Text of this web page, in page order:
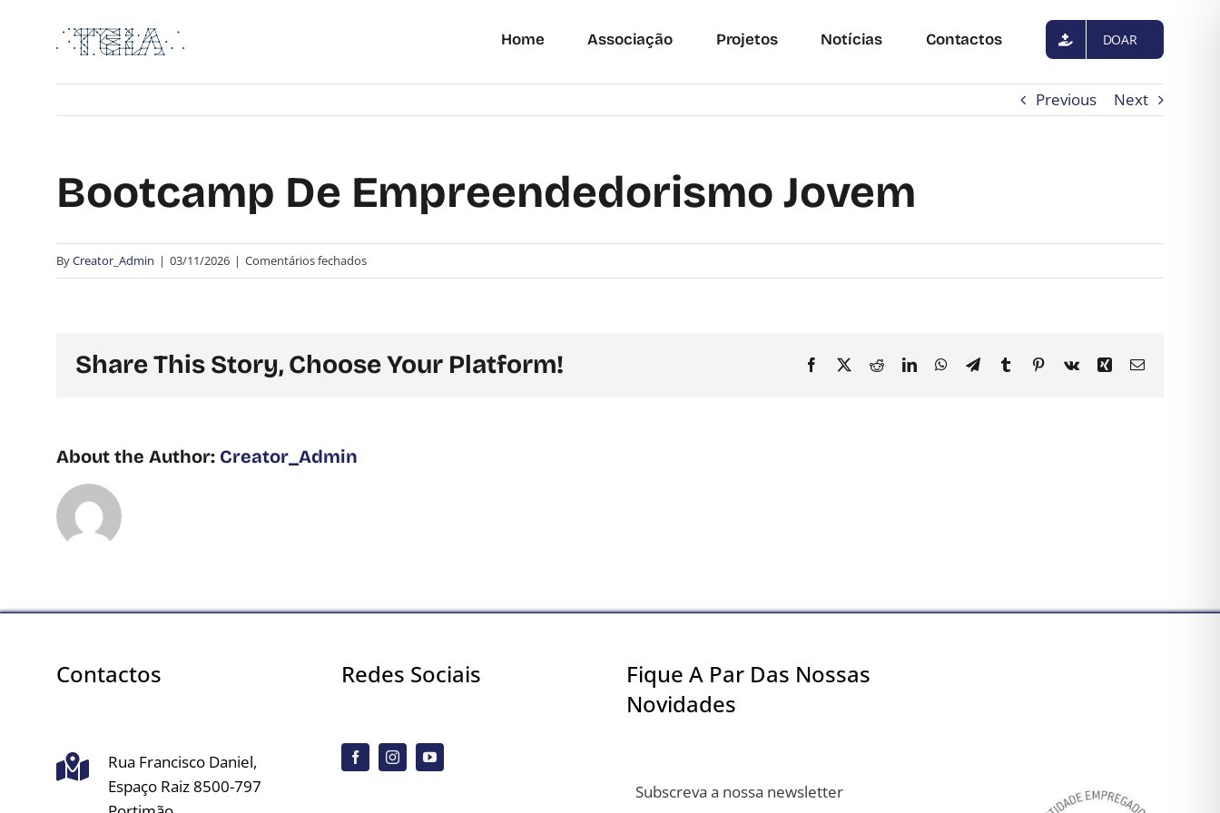
Home Associação Projetos Notícias Contactos DOAR
Previous Next
Bootcamp De Empreendedorismo Jovem
ByCreator_Admin | 03/11/2026 | Comentários fechadosem
Bootcamp
Jovem
Share This Story, Choose Your Platform! Facebook
X RedditLinkedInWhatsApp
TelegramTumblrPinterest
Vk Xing Email
About the Author: Creator_Admin
Contactos
Rua Francisco Daniel,
Espaço Raiz 8500-797
Redes Sociais
Fique A Par Das Nossas
Novidades
Subscreva a nossa newsletter